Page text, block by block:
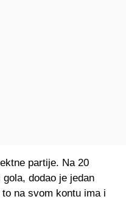
partije. Na 20
dodao je jedan
na svom kontu ima i